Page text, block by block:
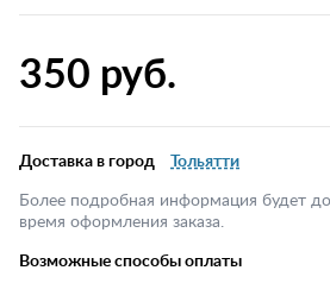
350 руб.
Доставка в город Тольятти
Более подробная информация будет
время оформления заказа.
Возможные способы оплаты